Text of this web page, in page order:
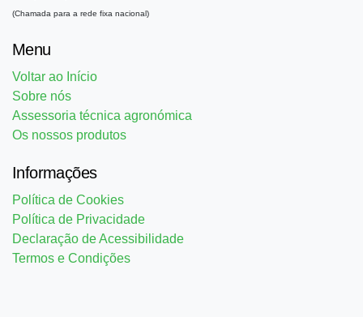
(Chamada para a rede fixa nacional)
Menu
Voltar ao Início
Sobre nós
Assessoria técnica agronómica
Os nossos produtos
Informações
Política de Cookies
Política de Privacidade
Declaração de Acessibilidade
Termos e Condições